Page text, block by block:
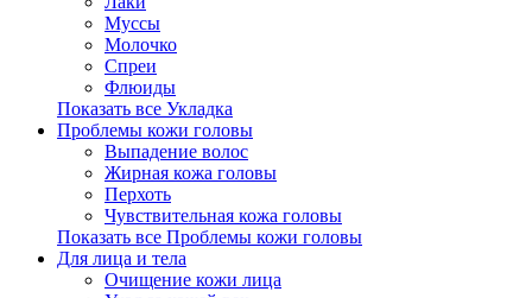
Муссы
Молочко
Спреи
Флюиды
Показать все Укладка
Проблемы кожи головы
Выпадение волос
Жирная кожа головы
Перхоть
Чувствительная кожа головы
Показать все Проблемы кожи головы
Для лица и тела
Очищение кожи лица